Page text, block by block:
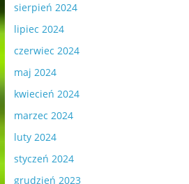
sierpień 2024
lipiec 2024
czerwiec 2024
maj 2024
kwiecień 2024
marzec 2024
luty 2024
styczeń 2024
grudzień 2023